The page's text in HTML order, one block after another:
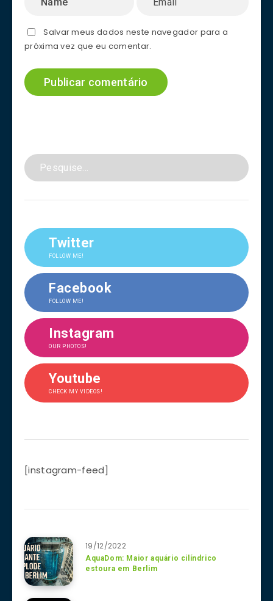
Salvar meus dados neste navegador para a
próxima vez que eu comentar.
Twitter
FOLLOW ME!
Facebook
FOLLOW ME!
Instagram
OUR PHOTOS!
Youtube
CHECK MY VIDEOS!
[instagram-feed]
19/12/2022
AquaDom: Maior aquário cilíndrico
estoura em Berlim